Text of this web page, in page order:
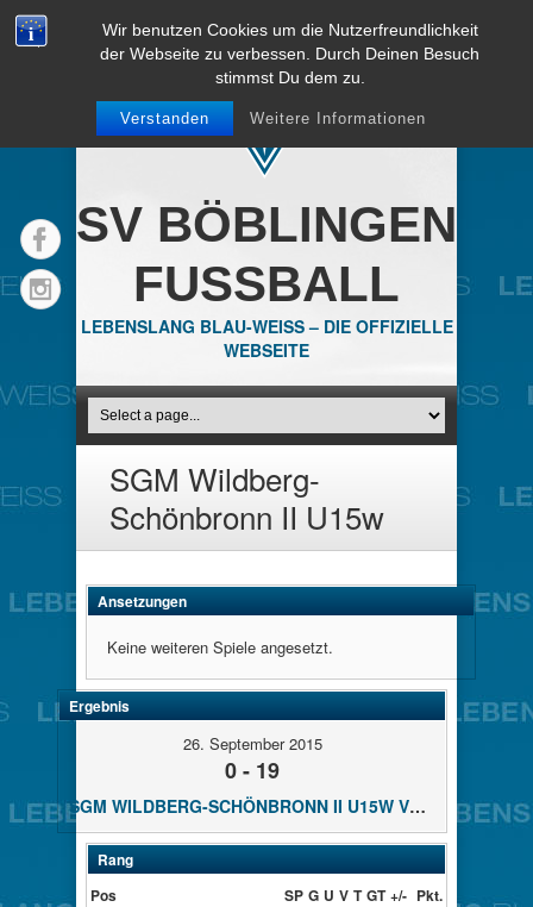
Wir benutzen Cookies um die Nutzerfreundlichkeit
der Webseite zu verbessen. Durch Deinen Besuch
stimmst Du dem zu.
Verstanden Weitere Informationen
SV BÖBLINGEN
FUSSBALL
LEBENSLANG BLAU-WEISS – DIE OFFIZIELLE
WEBSEITE
SGM Wildberg-
Schönbronn II U15w
Ansetzungen
Keine weiteren Spiele angesetzt.
Ergebnis
26. September 2015
0 - 19
SGM WILDBERG-SCHÖNBRONN II U15W VS SVB U15W
Rang
Pos
SP G U V T GT +/- Pkt.